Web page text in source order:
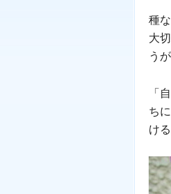
種
大
う
「
ち
け